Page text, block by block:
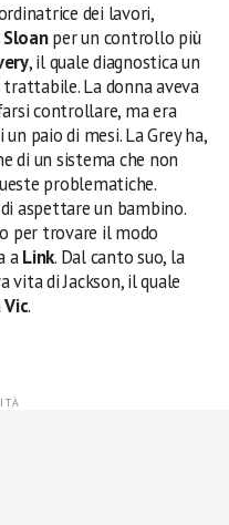
dei lavori,
Sloanper un controllo più
, il quale diagnostica un
La donna aveva
controllare, ma era
paio di mesi. La Grey ha,
di un sistema che non
problematiche.
aspettare un bambino.
per trovare il modo
aLink. Dal canto suo, la
di Jackson, il quale
Vic.